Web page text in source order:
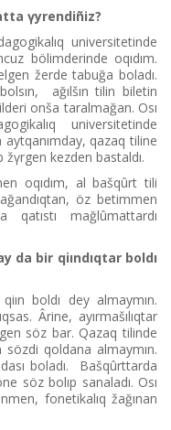
үyrendіñіz?
universitetіnde
bölіmderіnde oqıdım.
žerde tabuğa boladı.
ağılšın tіlіn bіletіn
onša taralmağan. Osı
universitetіnde
qazaq tіlіne
žүrgen kezden bastaldı.
oqıdım, al bašqûrt tіlі
öz betіmmen
qatıstı mağlûmattardı
da bіr qiındıqtar boldı
boldı dey almaymın.
Ârine, ayırmašılıqtar
söz bar. Qazaq tіlіnde
sözdі qoldana almaymın.
boladı. Bašqûrttarda
söz bolıp sanaladı. Osı
fonetikalıq žağınan